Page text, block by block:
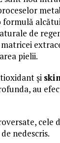
formulă
de
pielii.
și
au
cele
nedescris.